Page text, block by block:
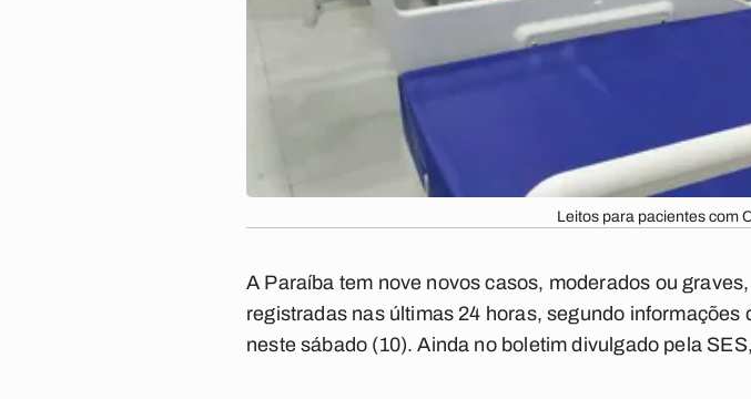
Leitos para pacientes com
A Paraíba tem nove novos casos, moderados ou
registradas nas últimas 24 horas, segundo
neste sábado (10). Ainda no boletim divulgado pela